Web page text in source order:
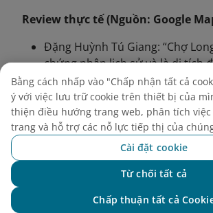
Review thực tế (Nguồn: Google
Đặng Huỳnh Tú Giang: “Chợ
chứng nhân lịch sử và là di tích
Đỗ Thu Hương: “Tôi đã chụp
ảnh của chợ về đêm thật bình dị
Bằng cách nhấp vào "Chấp nhận tất cả
ý với việc lưu trữ cookie trên thiết bị của
thiện điều hướng trang web, phân tích
trang và hỗ trợ các nỗ lực tiếp thị của
Cài đặt cookie
Từ chối tất cả
Chấp thuận tất cả